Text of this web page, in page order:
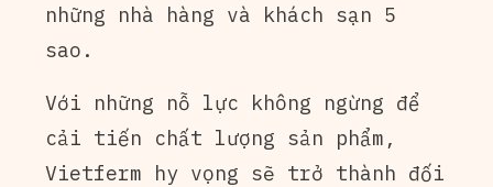
những nhà hàng và khách sạn 5
sao.
Với những nỗ lực không ngừng để
cải tiến chất lượng sản phẩm,
Vietferm hy vọng sẽ trở thành đối